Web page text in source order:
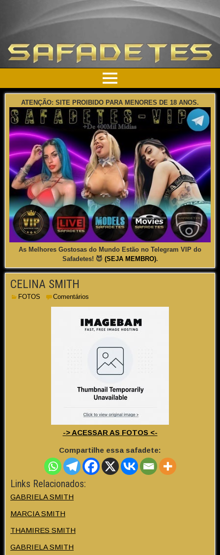
ATENÇÃO: SITE PROIBIDO PARA MENORES DE 18 ANOS.
As Melhores Gostosas do Mundo Estão no Telegram VIP do
Safadetes! 😈 (SEJA MEMBRO).
CELINA SMITH
FOTOS Comentários
-> ACESSAR AS FOTOS <-
Compartilhe essa safadete:
Links Relacionados:
GABRIELA SMITH
MARCIA SMITH
THAMIRES SMITH
GABRIELA SMITH